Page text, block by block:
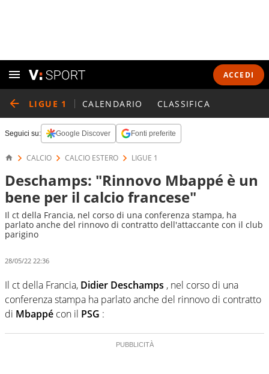
ACCEDI
LIGUE 1 CALENDARIO CLASSIFICA
Seguici su: Google Discover Fonti preferite
CALCIO CALCIO ESTERO LIGUE 1
Deschamps: "Rinnovo Mbappé è un
bene per il calcio francese"
Il ct della Francia, nel corso di una conferenza stampa, ha
parlato anche del rinnovo di contratto dell'attaccante con il club
parigino
28/05/22 22:36
Il ct della Francia, Didier Deschamps , nel corso di una
conferenza stampa ha parlato anche del rinnovo di contratto
di Mbappé con il PSG :